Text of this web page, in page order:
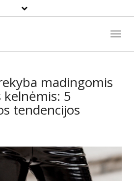
Paieška
madingomis
5
tendencijos